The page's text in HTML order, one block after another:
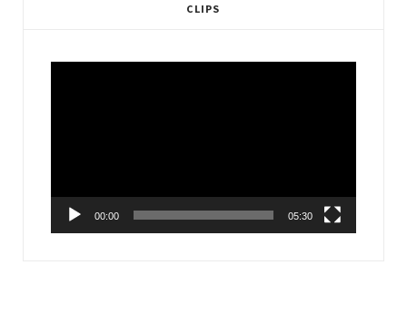
CLIPS
00:00 05:30